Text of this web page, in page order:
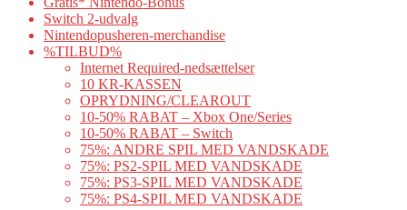
Switch 2-udvalg
Nintendopusheren-merchandise
%TILBUD%
Internet Required-nedsættelser
10 KR-KASSEN
OPRYDNING/CLEAROUT
10-50% RABAT – Xbox One/Series
10-50% RABAT – Switch
75%: ANDRE SPIL MED VANDSKADE
75%: PS2-SPIL MED VANDSKADE
75%: PS3-SPIL MED VANDSKADE
75%: PS4-SPIL MED VANDSKADE